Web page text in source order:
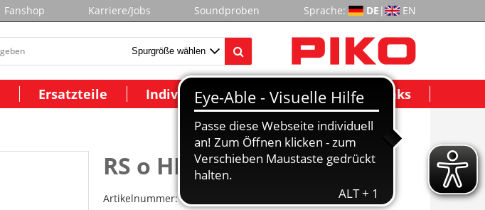
Fanshop Karriere/Jobs Soundproben Sprache: DE | EN
Ersatzteile Individuelle Modelle Wichtige Links
RS o HR (2 Stck.) DC
Artikelnummer:ET52510-38